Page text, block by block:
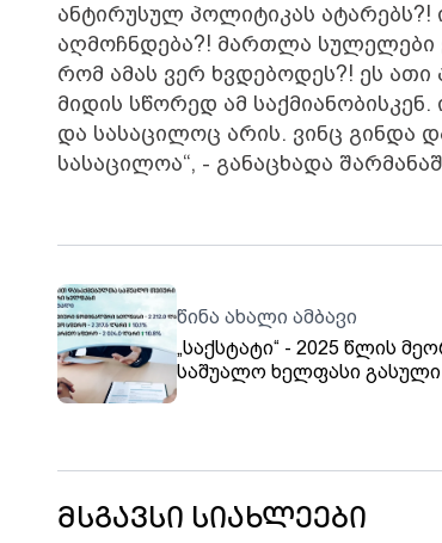
ანტირუსულ პოლიტიკას
აღმოჩნდება?! მართლა
რომ ამას ვერ ხვდებოდეს?! ეს
მიდის სწორედ ამ საქმიანობისკენ.
და სასაცილოც არის. ვინც გინდა
სასაცილოა“, - განაცხადა
წინა ახალი ამბავი
„საქსტატი“ - 2025 წლის
საშუალო ხელფასი
მსგავსი სიახლეები